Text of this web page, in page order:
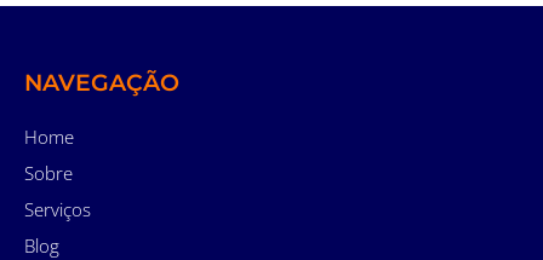
NAVEGAÇÃO
Home
Sobre
Serviços
Blog